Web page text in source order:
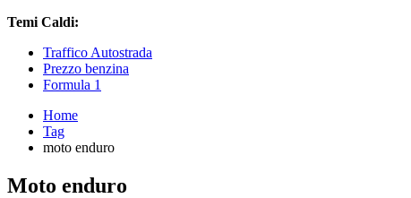
Temi Caldi:
Traffico Autostrada
Prezzo benzina
Formula 1
Home
Tag
moto enduro
Moto enduro